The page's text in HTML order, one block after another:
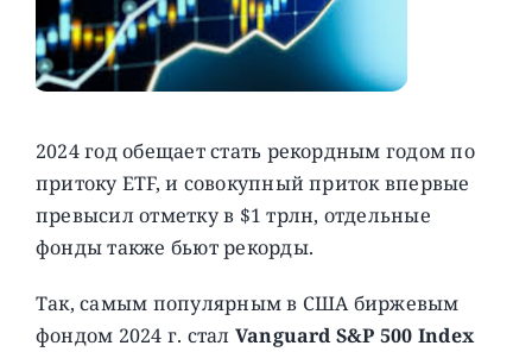
2024 год обещает стать рекордным годом по
притоку ETF, и совокупный приток впервые
превысил отметку в $1 трлн, отдельные
фонды также бьют рекорды.
Так, самым популярным в США биржевым
фондом 2024 г. стал Vanguard S&P 500 Index